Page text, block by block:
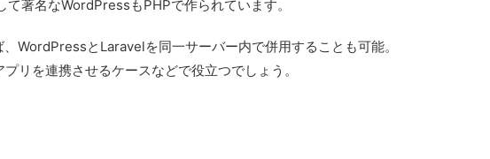
て著名なWordPressもPHPで作られています。
WordPressとLaravelを同一サーバー内で併用することも可能。
リを連携させるケースなどで役立つでしょう。